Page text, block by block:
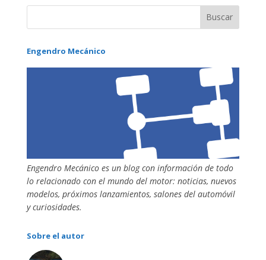
Engendro Mecánico
Engendro Mecánico es un blog con información de todo
lo relacionado con el mundo del motor: noticias, nuevos
modelos, próximos lanzamientos, salones del automóvil
y curiosidades.
Sobre el autor